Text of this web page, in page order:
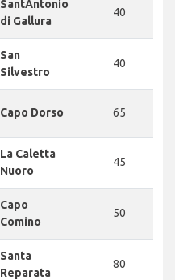
SantAntonio
di Gallura
40
San
Silvestro
40
Capo Dorso 65
La Caletta
Nuoro
45
Capo
Comino
50
Santa
Reparata
80